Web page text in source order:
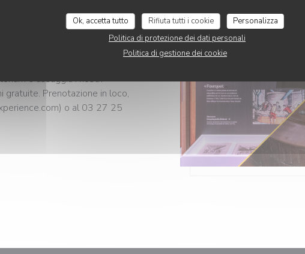
Ok, accetta tutto Rifiuta tutti i cookie
Personalizza
Politica di protezione dei dati personali
Politica di gestione dei cookie
+
COPY
immergiti nella storia
Scopri il nostro materiale
e assaggia i nostri
Prenotazione in loco,
o al 03 27 25